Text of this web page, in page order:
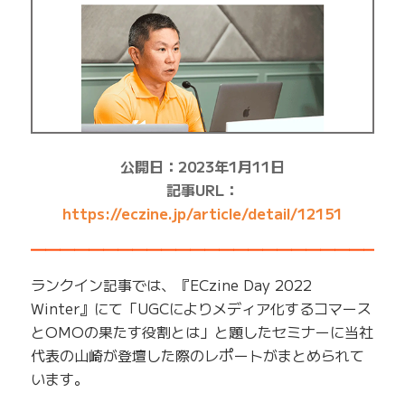
公開日：2023年1月11日
記事URL：
https://eczine.jp/article/detail/12151
ランクイン記事では、『ECzine Day 2022
Winter』にて「UGCによりメディア化するコマース
とOMOの果たす役割とは」と題したセミナーに当社
代表の山崎が登壇した際のレポートがまとめられて
います。